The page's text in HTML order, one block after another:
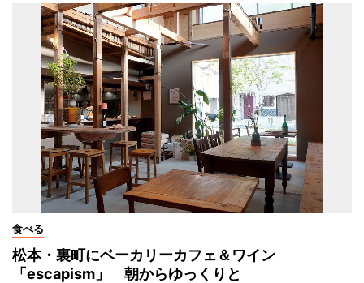
食べる
松本・裏町にベーカリーカフェ＆ワイン
「escapism」 朝からゆっくりと